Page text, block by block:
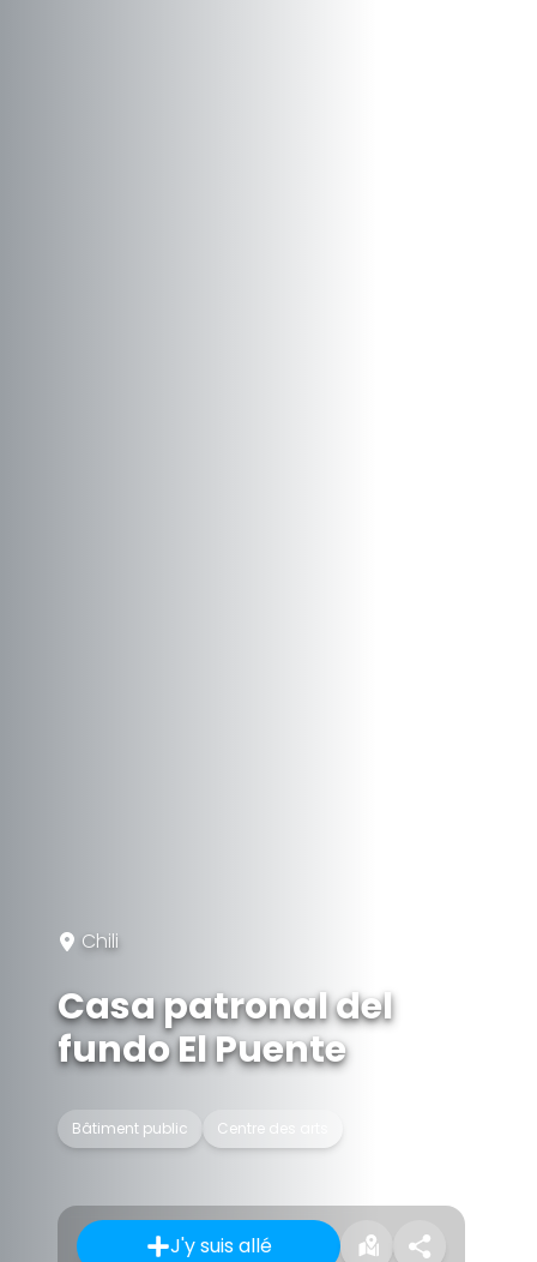
Chili
Casa patronal del
fundo El Puente
Bâtiment public Centre des arts
J'y suis allé